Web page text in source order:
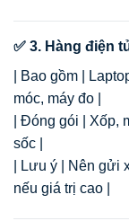
✅ 3. Hàng điện
| Bao gồm |
móc, máy đo |
| Đóng gói | Xốp,
sốc |
| Lưu ý | Nên gửi
nếu giá trị cao |